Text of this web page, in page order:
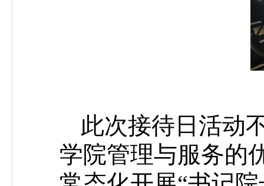
此次接待日活动
学院管理与服务的